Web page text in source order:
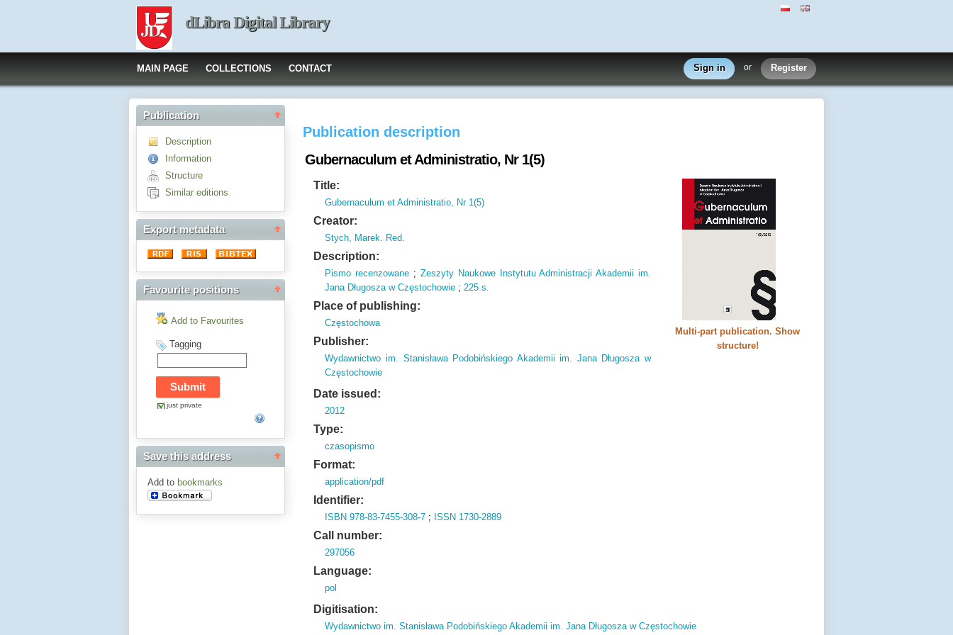
dLibra Digital Library
MAIN PAGE COLLECTIONS CONTACT Sign in or Register
Publication
Description
Information
Structure
Similar editions
Export metadata
Favourite positions
Add to Favourites
Tagging
just private
Save this address
Add to bookmarks
Publication description
Gubernaculum et Administratio, Nr 1(5)
Multi-part publication. Show
structure!
Title:
Gubernaculum et Administratio, Nr 1(5)
Creator:
Stych, Marek. Red.
Description:
Pismo recenzowane ; Zeszyty Naukowe Instytutu Administracji Akademii im.
Jana Długosza w Częstochowie ;225 s.
Place of publishing:
Częstochowa
Publisher:
Wydawnictwo im. Stanisława Podobińskiego Akademii im. Jana Długosza w
Częstochowie
Date issued:
2012
Type:
czasopismo
Format:
application/pdf
Identifier:
ISBN 978-83-7455-308-7 ; ISSN 1730-2889
Call number:
297056
Language:
pol
Digitisation:
Wydawnictwo im. Stanisława Podobińskiego Akademii im. Jana Długosza w Częstochowie